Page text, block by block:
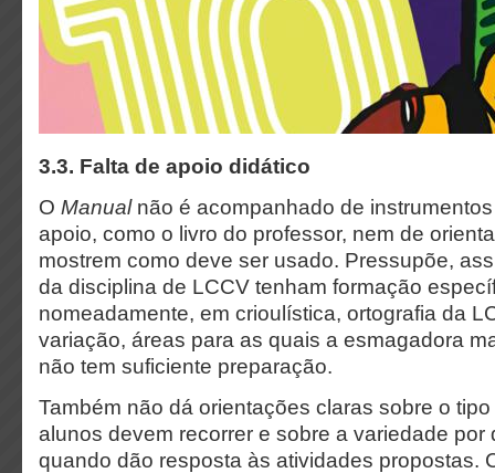
3.3. Falta de apoio didático
O Manualnão é acompanhado de
apoio, como o livro do professor, nem de
mostrem como deve ser usado. Pressupõe,
da disciplina de LCCV tenham formação
nomeadamente, em crioulística, ortografia da
variação, áreas para as quais a esmagadora
não tem suficiente preparação.
Também não dá orientações claras sobre o
alunos devem recorrer e sobre a variedade por
quando dão resposta às atividades propostas.